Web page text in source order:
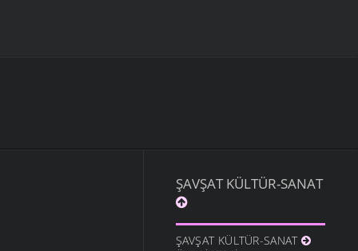
ŞAVŞAT KÜLTÜR-SANAT
ŞAVŞAT KÜLTÜR-SANAT